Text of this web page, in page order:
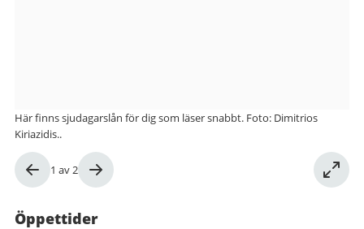
Bild
2
1 av 2
Här finns sjudagarslån för dig som läser snabbt. Foto: Dimitrios
Kiriazidis..
Öppettider